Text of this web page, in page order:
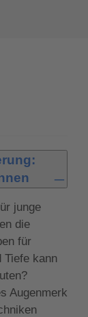
junge
die
für
Tiefe kann
Augenmerk